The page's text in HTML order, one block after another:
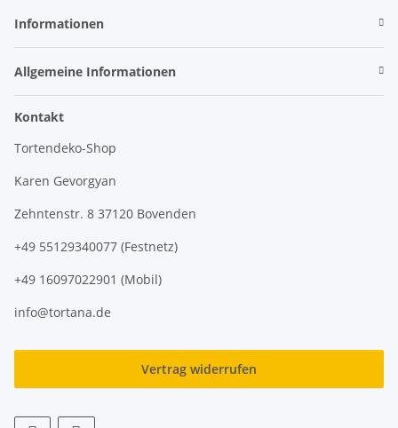
Informationen
Allgemeine Informationen
Kontakt
Tortendeko-Shop
Karen Gevorgyan
Zehntenstr. 8 37120 Bovenden
+49 55129340077 (Festnetz)
+49 16097022901 (Mobil)
info@tortana.de
Vertrag widerrufen